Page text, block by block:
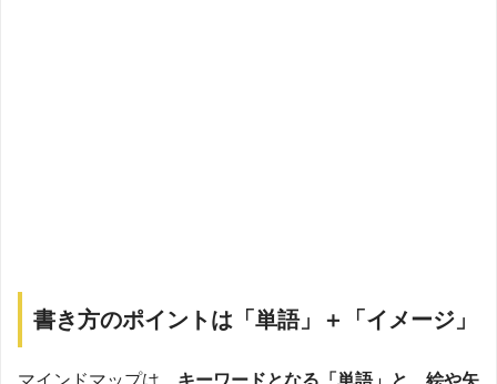
書き方のポイントは「単語」＋「イメージ」